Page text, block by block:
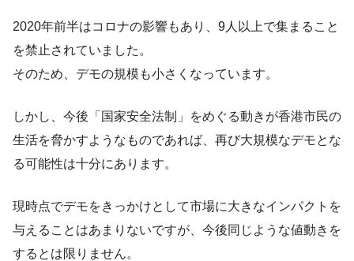
2020年前半はコロナの影響もあり、9人以上で集まること
を禁止されていました。
そのため、デモの規模も小さくなっています。
しかし、今後「国家安全法制」をめぐる動きが香港市民の
生活を脅かすようなものであれば、再び大規模なデモとな
る可能性は十分にあります。
現時点でデモをきっかけとして市場に大きなインパクトを
与えることはあまりないですが、今後同じような値動きを
するとは限りません。